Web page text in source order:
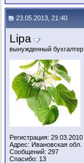
23.05.2013, 21:40
Lipa
вынужденный бухгалтер
Регистрация: 29.03.2010
Адрес: Ивановская обл.
Сообщений: 297
Спасибо: 13